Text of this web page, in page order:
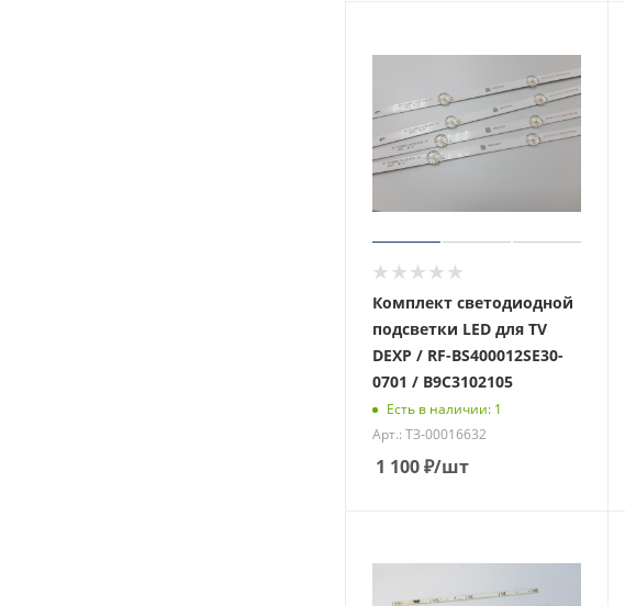
Комплект светодиодной
подсветки LED для TV
DEXP / RF-BS400012SE30-
0701 / B9C3102105
Есть в наличии: 1
Арт.: ТЗ-00016632
1 100₽/шт